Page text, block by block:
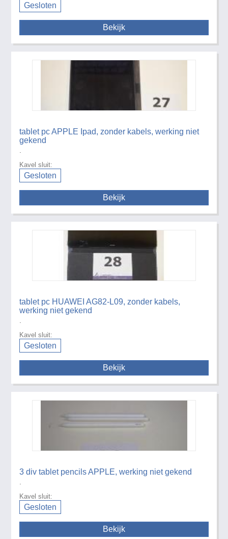
Gesloten
Bekijk
tablet pc APPLE Ipad, zonder kabels, werking niet
gekend
Kavel sluit:
Gesloten
Bekijk
tablet pc HUAWEI AG82-L09, zonder kabels,
werking niet gekend
Kavel sluit:
Gesloten
Bekijk
3 div tablet pencils APPLE, werking niet gekend
Kavel sluit:
Gesloten
Bekijk